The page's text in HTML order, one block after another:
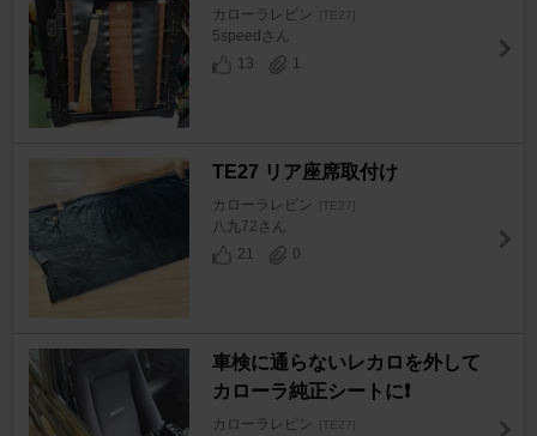
カローラレビン [TE27]
5speedさん
13
1
TE27 リア座席取付け
カローラレビン [TE27]
八九72さん
21
0
車検に通らないレカロを外して
カローラ純正シートに❗
カローラレビン [TE27]